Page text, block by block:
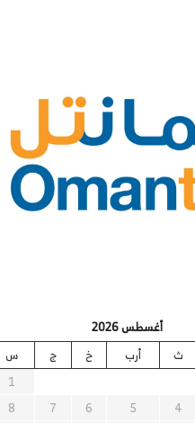
أغسطس 2026
ث أرب خ ج
س
1
4
5
6
7
8